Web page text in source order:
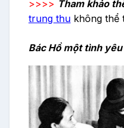
>>>> Tham khảo
trung thu không thể
Bác Hồ một tình yêu